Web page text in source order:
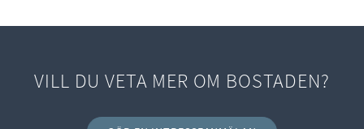
VILL DU VETA MER OM BOSTADEN?